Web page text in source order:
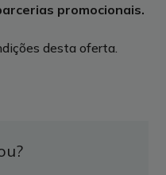
promocionais.
desta oferta.